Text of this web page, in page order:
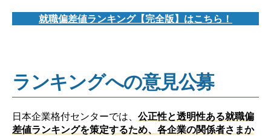
就職偏差値ランキング【完全版】はこちら！
ランキングへの意見公募
日本企業格付センターでは、 公正性と透明性ある就職偏
差値ランキングを策定するため、各企業の関係者さまか